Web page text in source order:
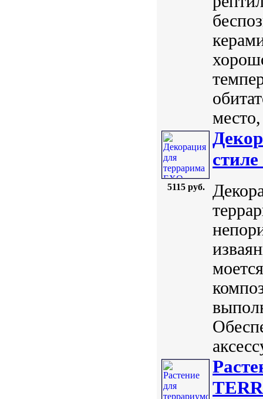
5115 руб.